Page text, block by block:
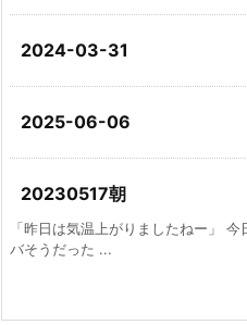
2024-03-31
2025-06-06
20230517朝
「昨日は気温上がりましたねー」
バそうだった ...